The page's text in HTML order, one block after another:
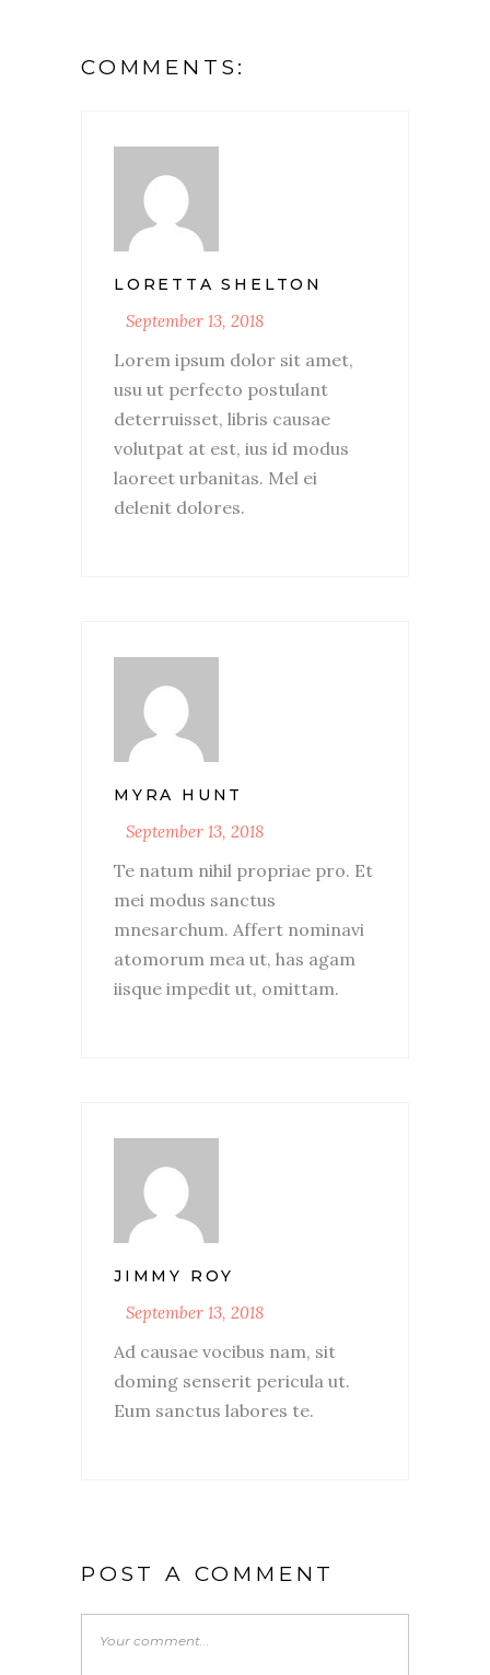
COMMENTS:
LORETTA SHELTON
September 13, 2018
Lorem ipsum dolor sit amet,
usu ut perfecto postulant
deterruisset, libris causae
volutpat at est, ius id modus
laoreet urbanitas. Mel ei
delenit dolores.
MYRA HUNT
September 13, 2018
Te natum nihil propriae pro. Et
mei modus sanctus
mnesarchum. Affert nominavi
atomorum mea ut, has agam
iisque impedit ut, omittam.
JIMMY ROY
September 13, 2018
Ad causae vocibus nam, sit
doming senserit pericula ut.
Eum sanctus labores te.
POST A COMMENT